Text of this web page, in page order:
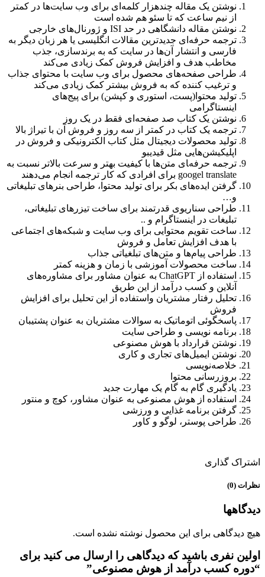
نوشتن یک مقاله چندهزار کلمه‌ای برای وب سایت‌ها در کمتر
از نیم ساعت که تا سئو هم شده است
نوشتن مقاله دانشگاهی در حد ISI و ژورنال‌های خارجی
ترجمه حرفه‌ای جدیدترین مقالات انگلیسی یا هر زبان دیگر به
فارسی و انتشار آن‌ها در سایت‌ که به برندسازی، جذب
مخاطب هدف و افزایش فروش کمک زیادی می‌کند
طراحی صفحه‌های محصول برای وب سایت با محتوای جذاب
و ترغیب کننده که به فروش بیشتر کمک زیادی می‌کند
تولید محتوا(پست، استوری و کپشن) برای پیج‌های
اینستاگرامی
نوشتن یک کتاب صد صفحه‌ای فقط در یک روز
ترجمه یک کتاب در کمتر از سه روز و فروش آن با تیراژ بالا
تولید محصولات دیجیتال مثل کتاب الکترونیکی و فروش در
اپلیکیشن‌هایی مثل قیدیبو
ترجمه حرفه‌‍ای متن‌‎ها با کیفیت بهتر و سرعت بالاتر نسبت به
googel translate برای افرادی که کار ترجمه انجام می‌دهند
گرفتن ایده‌های بکر برای تولید محتوا، طراحی بنرهای تبلیغاتی
و…
طراحی سناریوی قدرتمند برای ساخت تیزرهای تبلیغاتی،
تبلیغات در اینستاگرام و ..
ساخت تقویم محتوایی برای وب سایت و شبکه‌های اجتماعی
با هدف افزایش تعامل و فروش
طراحی پیام‌ها و متن‌های تبلغیاتی جذاب
ساخت محصولات آموزشی با زمان و هزینه کمتر
استفاده از ChatGPT به عنوان مشاور برای مشاوره‌های
آنلاین و کسب درآمد از این طریق
تحلیل رفتار مشتریان واستفاده از این تحلیل برای افزایش
فروش
پاسخگوئی اتوماتیک به سوالات مشتریان به عنوان پشتیبان
برنامه نویسی و طراحی سایت
نوشتن قرارداد با هوش مصنوعی
نوشتن ایمیل‌های تجاری و کاری
خلاصه‌نویسی
بروزرسانی محتوا
یادگیری گام به گام یک مهارت جدید
استفاده از هوش مصنوعی به عنوان مشاور، کوچ و منتور
گرفتن برنامه غذایی و ورزشی
طراحی پوستر، لوگو و کاور
اشتراک گذاری
نظرات (0)
دیدگاهها
هیچ دیدگاهی برای این محصول نوشته نشده است.
اولین نفری باشید که دیدگاهی را ارسال می کنید برای
“دوره کسب درآمد از هوش مصنوعی”